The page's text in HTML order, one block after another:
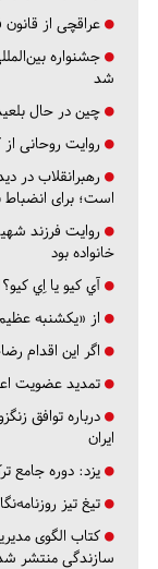
عراقچی از
جشنواره
شد
چین در حال
روایت روحانی
رهبرانقلاب در
است؛ برای انضباط
روایت فرزند
خانواده بود
آي كيو يا اِي
از «یکشنبه
اگر این اقدام
تمدید عضویت
درباره توافق
ایران
یزد: دوره جامع
تیغ تیز
کتاب الگوی
سازندگی منتشر